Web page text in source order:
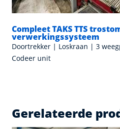
Compleet TAKS TTS
verwerkingssysteem
Doortrekker | Loskraan | 3
Codeer unit
Gerelateerde